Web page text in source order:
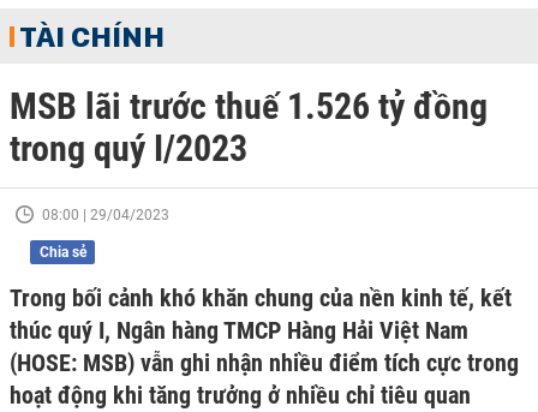
TÀI CHÍNH
MSB lãi trước thuế 1.526 tỷ đồng
trong quý I/2023
08:00 | 29/04/2023
Chia sẻ
Trong bối cảnh khó khăn chung của nền kinh tế, kết
thúc quý I, Ngân hàng TMCP Hàng Hải Việt Nam
(HOSE: MSB) vẫn ghi nhận nhiều điểm tích cực trong
hoạt động khi tăng trưởng ở nhiều chỉ tiêu quan